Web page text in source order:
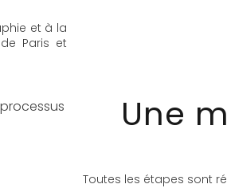
et à la
Paris et
Une
Toutes les étapes sont